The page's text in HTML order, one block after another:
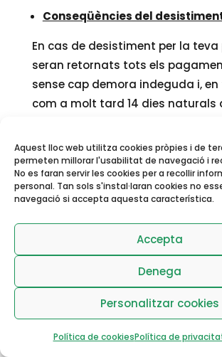
Aquest lloc web utilitza cookies pròpies i de
permeten millorar l'usabilitat de navegació i
No es faran servir les cookies per a recollir
personal. Tan sols s'instal·laran cookies no
navegació si accepta aquesta característica.
Accepta
Denega
Personalitzar cookies
Política de cookiesPolítica de
Conseqüències del
En cas de desistiment per la
seran retornats tots els
sense cap demora indeguda i,
com a molt tard 14 dies naturals
instal·lacions de CLUB TENNIS
Es realitzarà aquest
utilitzant el mateix mitjà de
Aquest reemborsament es
vegada rebuda la comunicació
usuari dins els 14 dies naturals, el
reemborsament es realitzarà
demora.